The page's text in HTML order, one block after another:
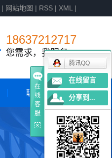
| 网站地图 | RSS | XML |
18637212717
您需求，我服务
联系我们
在
线
客
服
腾讯QQ
在线留言
分享到...